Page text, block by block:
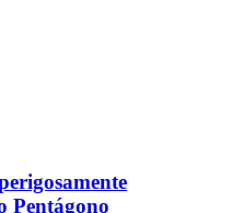
Pentágono